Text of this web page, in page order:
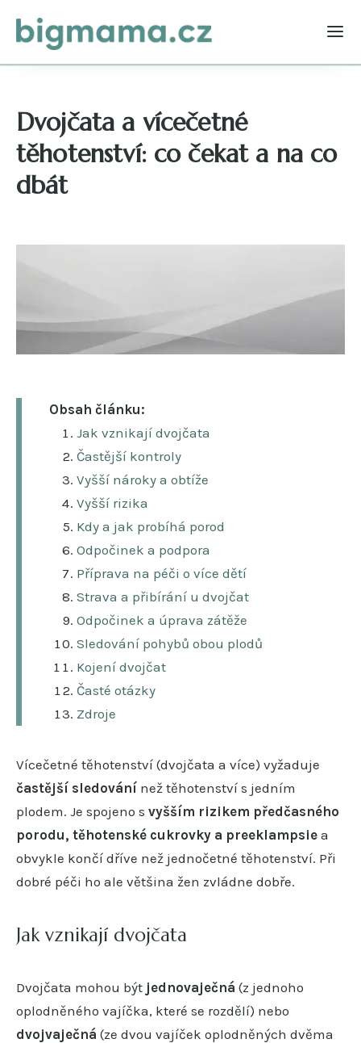
Dvojčata a vícečetné
těhotenství: co čekat a na co
dbát
Obsah článku:
Jak vznikají dvojčata
Častější kontroly
Vyšší nároky a obtíže
Vyšší rizika
Kdy a jak probíhá porod
Odpočinek a podpora
Příprava na péči o více dětí
Strava a přibírání u dvojčat
Odpočinek a úprava zátěže
Sledování pohybů obou plodů
Kojení dvojčat
Časté otázky
Zdroje
Vícečetné těhotenství (dvojčata a více) vyžaduje
častější sledování než těhotenství s jedním
plodem. Je spojeno s vyšším rizikem předčasného
porodu, těhotenské cukrovky a preeklampsie a
obvykle končí dříve než jednočetné těhotenství. Při
dobré péči ho ale většina žen zvládne dobře.
Jak vznikají dvojčata
Dvojčata mohou být jednovaječná (z jednoho
oplodněného vajíčka, které se rozdělí) nebo
dvojvaječná (ze dvou vajíček oplodněných dvěma